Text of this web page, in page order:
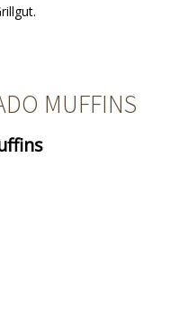
MUFFINS